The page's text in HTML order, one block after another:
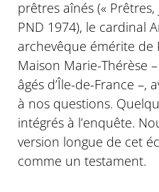
prêtres aînés («
PND 1974), le cardinal
archevêque émérite de
Maison Marie-Thérèse
âgés d’Île-de-France
à nos questions.
intégrés à l’enquête.
version longue de cet
comme un testament.